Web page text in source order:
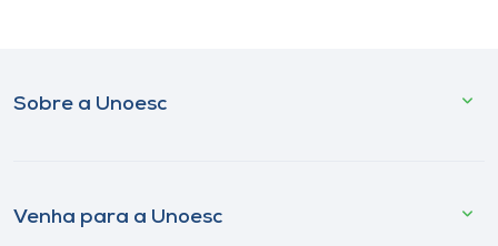
Sobre a Unoesc
Venha para a Unoesc